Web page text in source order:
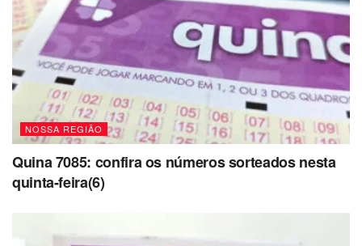
NOSSA REGIÃO
Quina 7085: confira os números sorteados nesta
quinta-feira(6)